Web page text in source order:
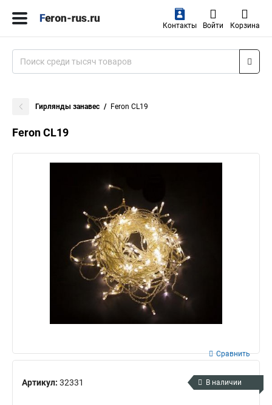
Контакты Войти Корзина
Гирлянды занавес Feron CL19
Feron CL19
Артикул: 32331
Сравнить
В наличии